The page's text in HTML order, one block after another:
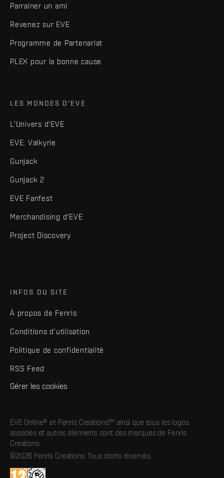
Parrainer un ami
Revenez sur EVE
Programme de Partenariat
PLEX pour la bonne cause
LES MONDES D'EVE
L'Univers d'EVE
EVE: Valkyrie
Gunjack
Gunjack 2
EVE Fanfest
Merchandising d'EVE
Project Discovery
INFOS DU SITE
À propos de Fenris
Conditions d'utilisation
Politique de confidentialité
RSS Feed
Gérer les cookies
EVE Online® et Fenris Creations™ ainsi que tous les logos
associés et autres éléments sont des marques de Fenris
Creations.
©2026 Fenris Creations. Tous droits réservés.